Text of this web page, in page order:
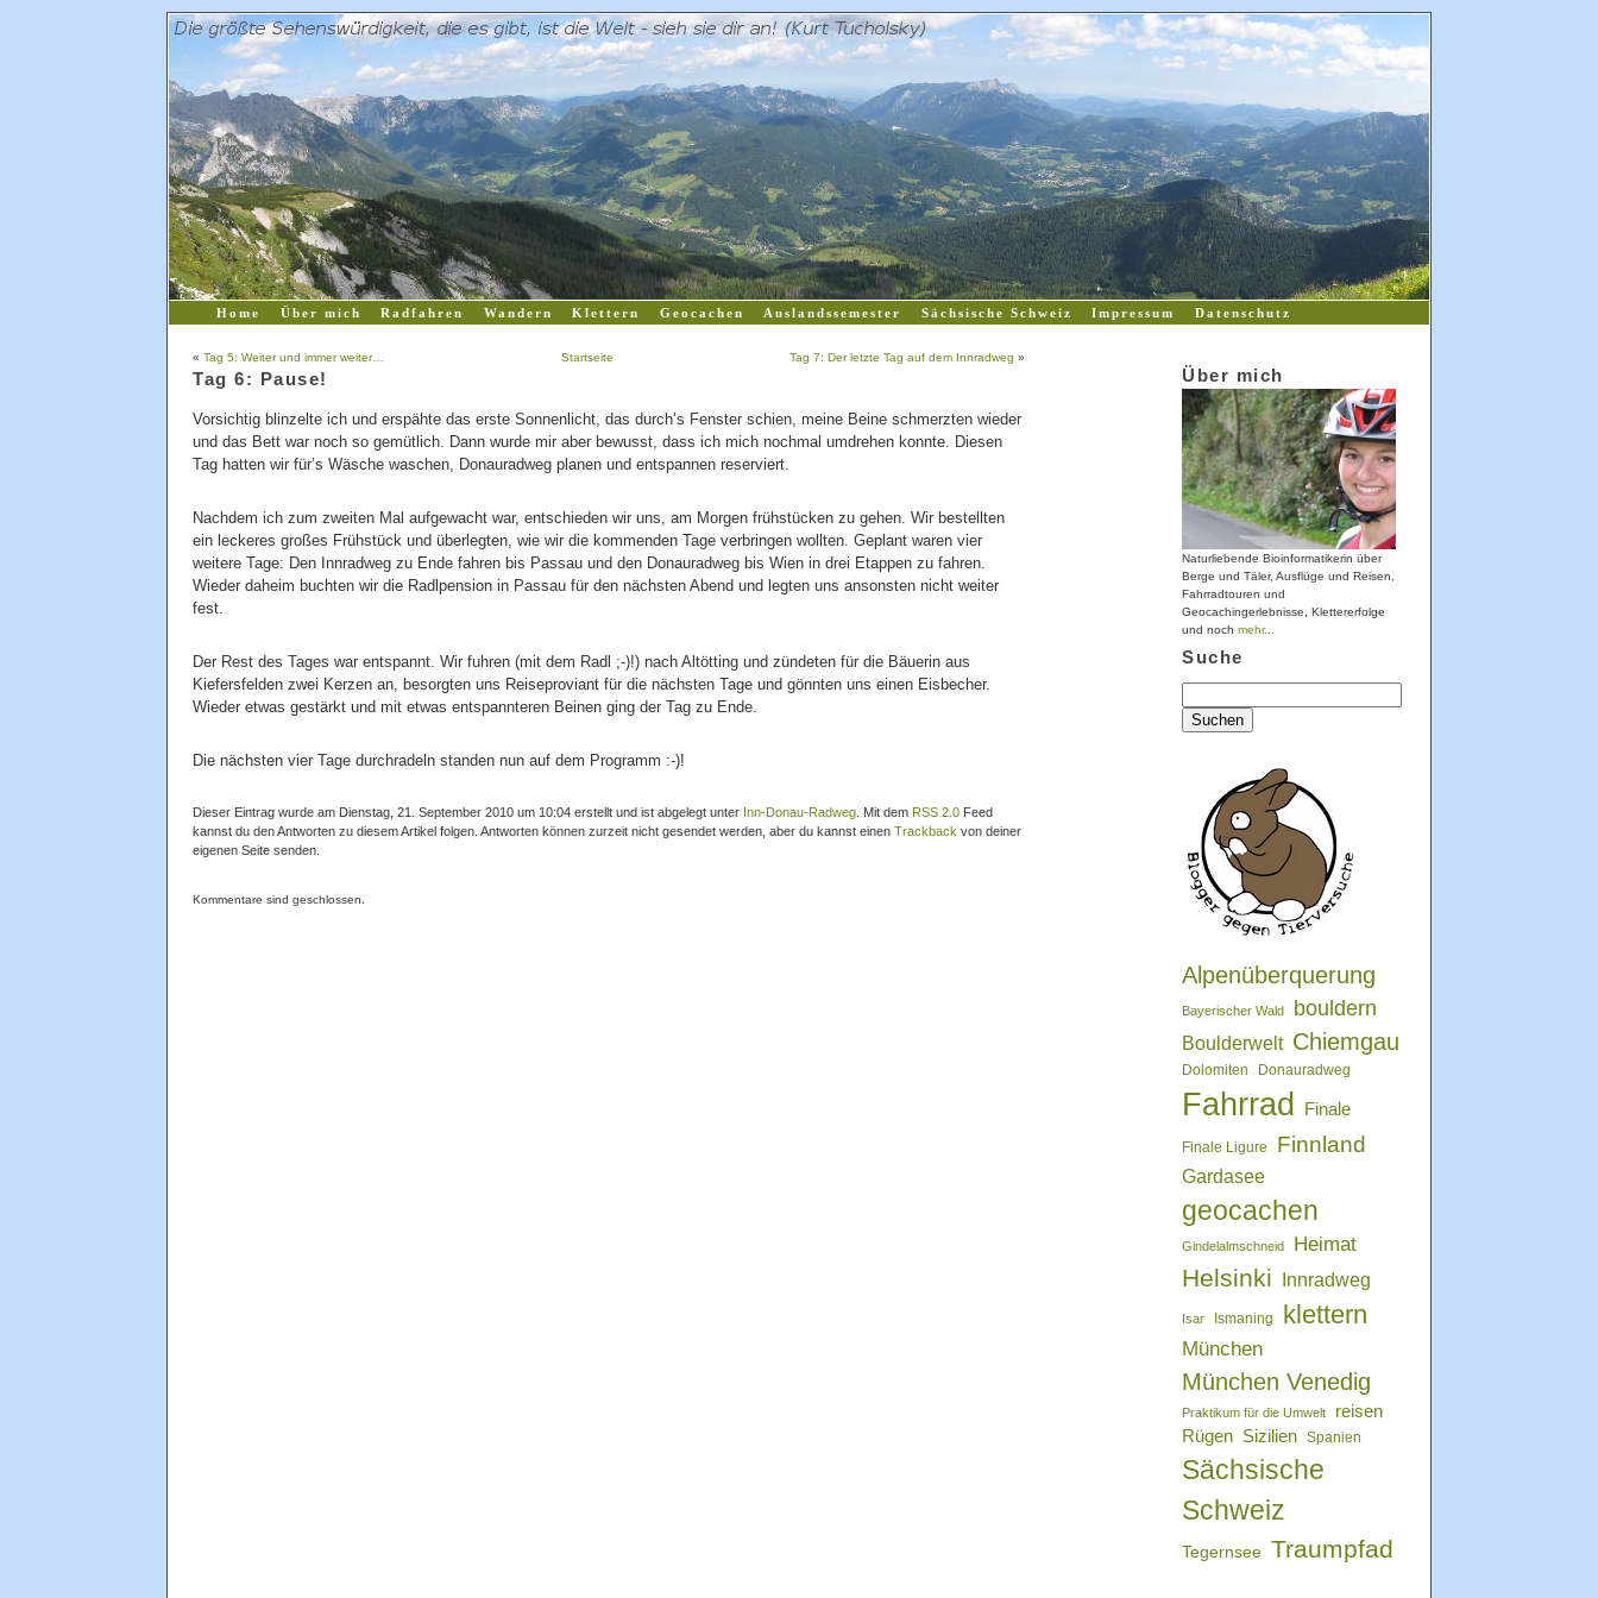
Home Über mich Radfahren Wandern Klettern Geocachen Auslandssemester Sächsische Schweiz Impressum Datenschutz
« Tag 5: Weiter und immer weiter… Tag 7: Der letzte Tag auf dem Innradweg »
Startseite
Tag 6: Pause!
Vorsichtig blinzelte ich und erspähte das erste Sonnenlicht, das durch’s Fenster schien, meine Beine schmerzten wieder
und das Bett war noch so gemütlich. Dann wurde mir aber bewusst, dass ich mich nochmal umdrehen konnte. Diesen
Tag hatten wir für’s Wäsche waschen, Donauradweg planen und entspannen reserviert.
Nachdem ich zum zweiten Mal aufgewacht war, entschieden wir uns, am Morgen frühstücken zu gehen. Wir bestellten
ein leckeres großes Frühstück und überlegten, wie wir die kommenden Tage verbringen wollten. Geplant waren vier
weitere Tage: Den Innradweg zu Ende fahren bis Passau und den Donauradweg bis Wien in drei Etappen zu fahren.
Wieder daheim buchten wir die Radlpension in Passau für den nächsten Abend und legten uns ansonsten nicht weiter
fest.
Der Rest des Tages war entspannt. Wir fuhren (mit dem Radl ;-)!) nach Altötting und zündeten für die Bäuerin aus
Kiefersfelden zwei Kerzen an, besorgten uns Reiseproviant für die nächsten Tage und gönnten uns einen Eisbecher.
Wieder etwas gestärkt und mit etwas entspannteren Beinen ging der Tag zu Ende.
Die nächsten vier Tage durchradeln standen nun auf dem Programm :-)!
Dieser Eintrag wurde am Dienstag, 21. September 2010 um 10:04 erstellt und ist abgelegt unter Inn-Donau-Radweg . Mit dem RSS 2.0 Feed
kannst du den Antworten zu diesem Artikel folgen. Antworten können zurzeit nicht gesendet werden, aber du kannst einen Trackback von deiner
eigenen Seite senden.
Kommentare sind geschlossen.
Über mich
Naturliebende Bioinformatikerin über
Berge und Täler, Ausflüge und Reisen,
Fahrradtouren und
Geocachingerlebnisse, Klettererfolge
und noch mehr...
Suche
nach:
Alpenüberquerung
Bayerischer Wald bouldern
Boulderwelt Chiemgau
Dolomiten Donauradweg
Fahrrad Finale
Finale Ligure Finnland
Gardasee
geocachen
Gindelalmschneid Heimat
Helsinki Innradweg
Isar Ismaning klettern
München
München Venedig
Praktikum für die Umwelt
reisen
Rügen Sizilien Spanien
Sächsische
Schweiz
Tegernsee Traumpfad